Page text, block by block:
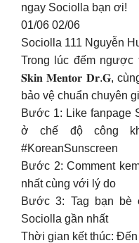
ngay Sociolla bạn ơi!
01/06 02/06
Sociolla 111 Nguyễn
Trong lúc đếm
𝐒𝐤𝐢𝐧 𝐌𝐞𝐧𝐭𝐨𝐫 𝐃𝐫.𝐆,
bảo vệ chuẩn chuyên
Bước 1: Like fanpage
ở chế độ công
#KoreanSunscreen
Bước 2: Comment
nhất cùng với lý do
Bước 3: Tag bạn bè
Sociolla gần nhất
Thời gian kết thúc: